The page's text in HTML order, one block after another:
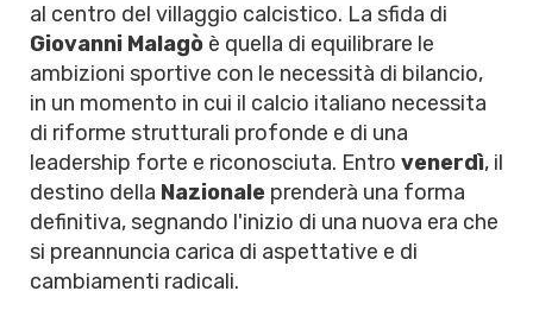
al centro del villaggio calcistico. La sfida di
Giovanni Malagò è quella di equilibrare le
ambizioni sportive con le necessità di bilancio,
in un momento in cui il calcio italiano necessita
di riforme strutturali profonde e di una
leadership forte e riconosciuta. Entro venerdì, il
destino della Nazionale prenderà una forma
definitiva, segnando l'inizio di una nuova era che
si preannuncia carica di aspettative e di
cambiamenti radicali.